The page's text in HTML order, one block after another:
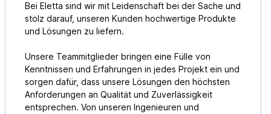
Bei Eletta sind wir mit Leidenschaft bei der Sache und
stolz darauf, unseren Kunden hochwertige Produkte
und Lösungen zu liefern.
Unsere Teammitglieder bringen eine Fülle von
Kenntnissen und Erfahrungen in jedes Projekt ein und
sorgen dafür, dass unsere Lösungen den höchsten
Anforderungen an Qualität und Zuverlässigkeit
entsprechen. Von unseren Ingenieuren und